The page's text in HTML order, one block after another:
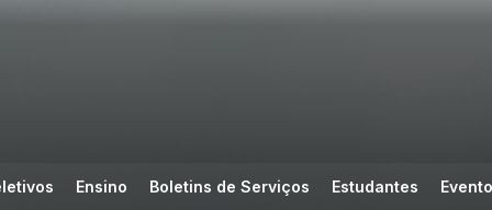
Ensino Boletins de Serviços Estudantes